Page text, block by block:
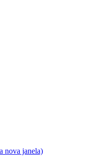
nova janela)